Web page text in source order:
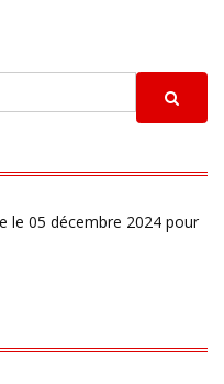
le 05 décembre 2024 pour